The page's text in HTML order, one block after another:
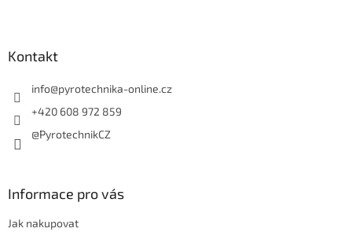
Kontakt
info@pyrotechnika-online.cz
+420 608 972 859
@PyrotechnikCZ
Informace pro vás
Jak nakupovat